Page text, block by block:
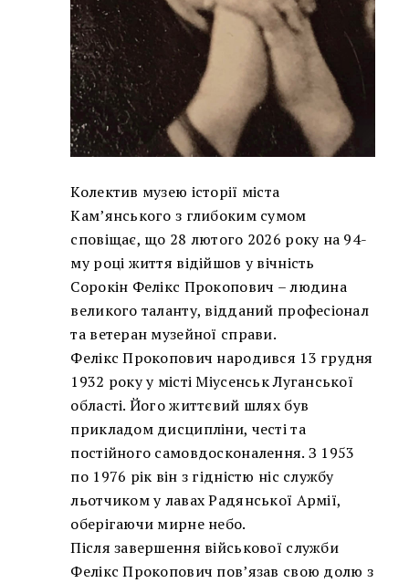
Колектив музею історії міста
Кам’янського з глибоким сумом
сповіщає, що 28 лютого 2026 року на 94-
му році життя відійшов у вічність
Сорокін Фелікс Прокопович – людина
великого таланту, відданий професіонал
та ветеран музейної справи.
Фелікс Прокопович народився 13 грудня
1932 року у місті Міусенськ Луганської
області. Його життєвий шлях був
прикладом дисципліни, честі та
постійного самовдосконалення. З 1953
по 1976 рік він з гідністю ніс службу
льотчиком у лавах Радянської Армії,
оберігаючи мирне небо.
Після завершення військової служби
Фелікс Прокопович пов’язав свою долю з